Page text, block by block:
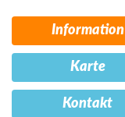
Information
Karte
Kontakt